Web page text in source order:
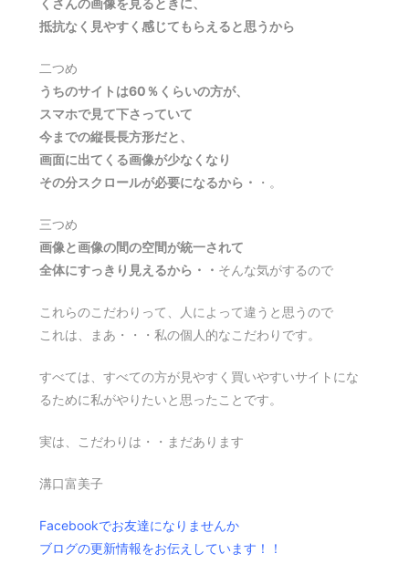
抵抗なく見やすく感じてもらえると思うから
二つめ
うちのサイトは60％くらいの方が、
スマホで見て下さっていて
今までの縦長長方形だと、
画面に出てくる画像が少なくなり
その分スクロールが必要になるから・
・。
三つめ
画像と画像の間の空間が統一されて
全体にすっきり見えるから・・ そんな気がするので
これらのこだわりって、人によって違うと思うので
これは、まあ・・・私の個人的なこだわりです。
すべては、すべての方が見やすく買いやすいサイトにな
るために私がやりたいと思ったことです。
実は、こだわりは・・まだあります
溝口富美子
Facebookでお友達になりませんか
ブログの更新情報をお伝えしています！！